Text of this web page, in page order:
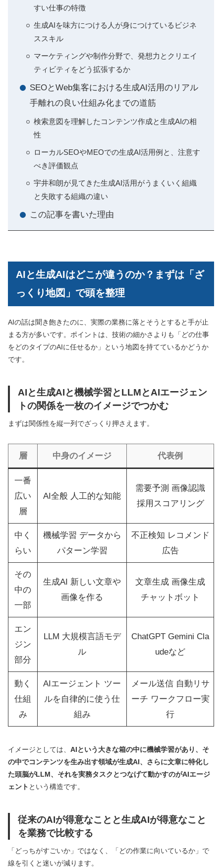
すい仕事の特徴
生成AIを味方につける人が身につけているビジネ
ススキル
マーケティングや制作分野で、発想力とクリエイ
ティビティをどう拡張するか
SEOとWeb集客における生成AI活用のリアル
手離れの良い仕組み化までの道筋
検索意図を理解したコンテンツ作成と生成AIの相
性
ローカルSEOやMEOでの生成AI活用例と、注意す
べき評価観点
宇井和朗が見てきた生成AI活用がうまくいく組織
と失敗する組織の違い
この記事を書いた理由
AIと生成AIはどこが違うのか？まずは「ざ
っくり地図」で頭を整理
AIの話は聞き飽きたのに、実際の業務に落とそうとすると手が止
まる方が多いです。ポイントは、技術の細かさよりも「どの仕事
をどのタイプのAIに任せるか」という地図を持てているかどうか
です。
AIと生成AIと機械学習とLLMとAIエージェン
トの関係を一枚のイメージでつかむ
まずは関係性を縦一列でざっくり押さえます。
層 中身のイメージ 代表例
一番
広い
層
AI全般 人工的な知能
需要予測 画像認識
採用スコアリング
中く
らい
機械学習 データから
パターン学習
不正検知 レコメンド
広告
その
中の
一部
生成AI 新しい文章や
画像を作る
文章生成 画像生成
チャットボット
エン
ジン
部分
LLM 大規模言語モデ
ル
ChatGPT Gemini Cla
udeなど
動く
仕組
み
AIエージェント ツー
ルを自律的に使う仕
組み
メール送信 自動リサ
ーチ ワークフロー実
行
イメージとしては、 AIという大きな箱の中に機械学習があり、そ
の中でコンテンツを生み出す領域が生成AI、さらに文章に特化し
た頭脳がLLM、それを実務タスクとつなげて動かすのがAIエージ
ェント という構造です。
従来のAIが得意なことと生成AIが得意なこと
を業務で比較する
「どっちがすごいか」ではなく、「どの作業に向いているか」で
線を引くと迷いが減ります。